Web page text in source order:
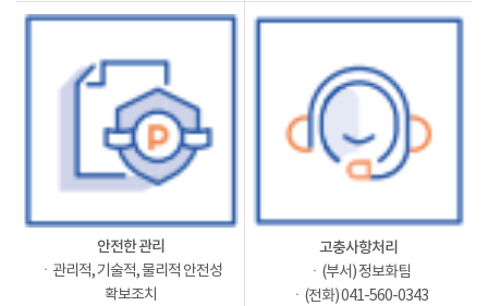
안전한 관리
ㆍ관리적, 기술적, 물리적 안전성
확보조치
고충사항처리
ㆍ(부서) 정보화팀
ㆍ(전화) 041-560-0343